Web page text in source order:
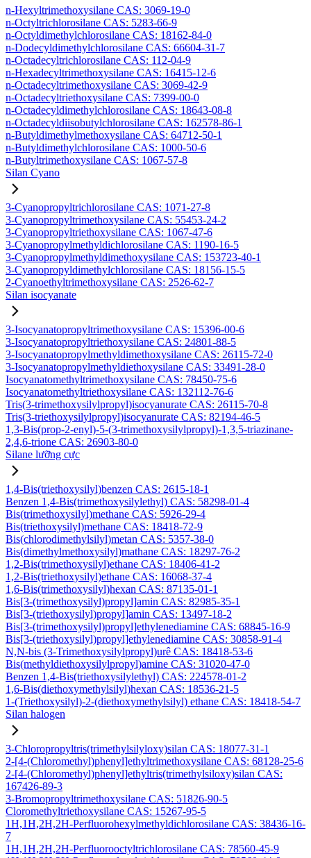
n-Hexyltrimethoxysilane CAS: 3069-19-0
n-Octyltrichlorosilane CAS: 5283-66-9
n-Octyldimethylchlorosilane CAS: 18162-84-0
n-Dodecyldimethylchlorosilane CAS: 66604-31-7
n-Octadecyltrichlorosilane CAS: 112-04-9
n-Hexadecyltrimethoxysilane CAS: 16415-12-6
n-Octadecyltrimethoxysilane CAS: 3069-42-9
n-Octadecyltriethoxysilane CAS: 7399-00-0
n-Octadecyldimethylchlorosilane CAS: 18643-08-8
n-Octadecyldiisobutylchlorosilane CAS: 162578-86-1
n-Butyldimethylmethoxysilane CAS: 64712-50-1
n-Butyldimethylchlorosilane CAS: 1000-50-6
n-Butyltrimethoxysilane CAS: 1067-57-8
Silan Cyano
3-Cyanopropyltrichlorosilane CAS: 1071-27-8
3-Cyanopropyltrimethoxysilane CAS: 55453-24-2
3-Cyanopropyltriethoxysilane CAS: 1067-47-6
3-Cyanopropylmethyldichlorosilane CAS: 1190-16-5
3-Cyanopropylmethyldimethoxysilane CAS: 153723-40-1
3-Cyanopropyldimethylchlorosilane CAS: 18156-15-5
2-Cyanoethyltrimethoxysilane CAS: 2526-62-7
Silan isocyanate
3-Isocyanatopropyltrimethoxysilane CAS: 15396-00-6
3-Isocyanatopropyltriethoxysilane CAS: 24801-88-5
3-Isocyanatopropylmethyldimethoxysilane CAS: 26115-72-0
3-Isocyanatopropylmethyldiethoxysilane CAS: 33491-28-0
Isocyanatomethyltrimethoxysilane CAS: 78450-75-6
Isocyanatomethyltriethoxysilane CAS: 132112-76-6
Tris(3-trimethoxysilylpropyl)isocyanurate CAS: 26115-70-8
Tris(3-triethoxysilylpropyl)isocyanurate CAS: 82194-46-5
1,3-Bis(prop-2-enyl)-5-(3-trimethoxysilylpropyl)-1,3,5-triazinane-
2,4,6-trione CAS: 26903-80-0
Silane lưỡng cực
1,4-Bis(triethoxysilyl)benzen CAS: 2615-18-1
Benzen 1,4-Bis(trimethoxysilylethyl) CAS: 58298-01-4
Bis(trimethoxysilyl)methane CAS: 5926-29-4
Bis(triethoxysilyl)methane CAS: 18418-72-9
Bis(chlorodimethylsilyl)metan CAS: 5357-38-0
Bis(dimethylmethoxysilyl)mathane CAS: 18297-76-2
1,2-Bis(trimethoxysilyl)ethane CAS: 18406-41-2
1,2-Bis(triethoxysilyl)ethane CAS: 16068-37-4
1,6-Bis(trimethoxysilyl)hexan CAS: 87135-01-1
Bis[3-(trimethoxysilyl)propyl]amin CAS: 82985-35-1
Bis[3-(triethoxysilyl)propyl]amin CAS: 13497-18-2
Bis[3-(trimethoxysilyl)propyl]ethylenediamine CAS: 68845-16-9
Bis[3-(triethoxysilyl)propyl]ethylenediamine CAS: 30858-91-4
N,N-bis (3-Trimethoxysilylpropyl)urê CAS: 18418-53-6
Bis(methyldiethoxysilylpropyl)amine CAS: 31020-47-0
Benzen 1,4-Bis(triethoxysilylethyl) CAS: 224578-01-2
1,6-Bis(diethoxymethylsilyl)hexan CAS: 18536-21-5
1-(Triethoxysilyl)-2-(diethoxymethylsilyl) ethane CAS: 18418-54-7
Silan halogen
3-Chloropropyltris(trimethylsilyloxy)silan CAS: 18077-31-1
2-[4-(Chloromethyl)phenyl]ethyltrimethoxysilane CAS: 68128-25-6
2-[4-(Chloromethyl)phenyl]ethyltris(trimethylsiloxy)silan CAS:
167426-89-3
3-Bromopropyltrimethoxysilane CAS: 51826-90-5
Cloromethyltriethoxysilane CAS: 15267-95-5
1H,1H,2H,2H-Perfluorohexylmethyldichlorosilane CAS: 38436-16-
7
1H,1H,2H,2H-Perfluorooctyltrichlorosilane CAS: 78560-45-9